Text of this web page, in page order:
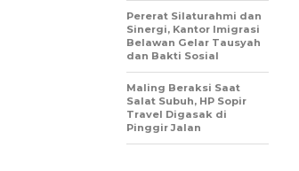
Pererat Silaturahmi dan
Sinergi, Kantor Imigrasi
Belawan Gelar Tausyah
dan Bakti Sosial
Maling Beraksi Saat
Salat Subuh, HP Sopir
Travel Digasak di
Pinggir Jalan